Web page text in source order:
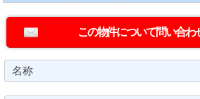
名称